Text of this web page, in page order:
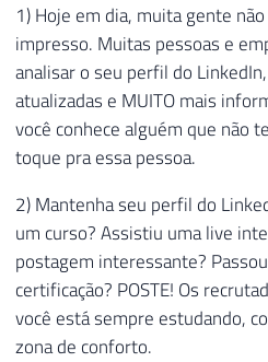
1) Hoje em dia, muita gente
impresso. Muitas pessoas e
analisar o seu perfil do
atualizadas e MUITO mais
você conhece alguém que não
toque pra essa pessoa.
2) Mantenha seu perfil do
um curso? Assistiu uma live
postagem interessante?
certificação? POSTE! Os
você está sempre estudando,
zona de conforto.